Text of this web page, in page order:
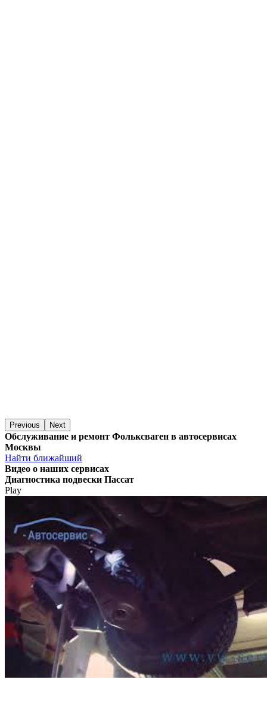
Previous Next
Обслуживание и ремонт Фольксваген в автосервисах
Москвы
Найти ближайший
Видео о наших сервисах
Диагностика подвески Пассат
Play